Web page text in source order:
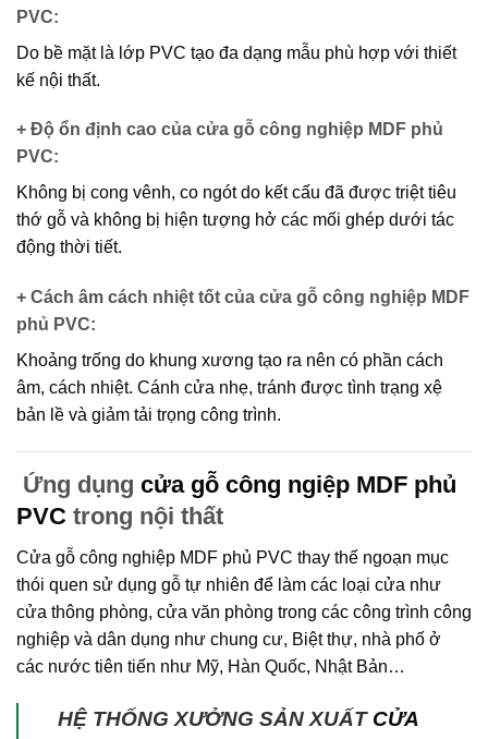
PVC:
Do bề mặt là lớp PVC tạo đa dạng mẫu phù hợp với thiết
kế nội thất.
+ Độ ổn định cao của cửa gỗ công nghiệp MDF phủ
PVC:
Không bị cong vênh, co ngót do kết cấu đã được triệt tiêu
thớ gỗ và không bị hiện tượng hở các mối ghép dưới tác
động thời tiết.
+ Cách âm cách nhiệt tốt của cửa gỗ công nghiệp MDF
phủ PVC:
Khoảng trống do khung xương tạo ra nên có phần cách
âm, cách nhiệt. Cánh cửa nhẹ, tránh được tình trạng xệ
bản lề và giảm tải trọng công trình.
Ứng dụng cửa gỗ công ngiệp MDF phủ
PVC trong nội thất
Cửa gỗ công nghiệp MDF phủ PVC thay thế ngoạn mục
thói quen sử dụng gỗ tự nhiên để làm các loại cửa như
cửa thông phòng, cửa văn phòng trong các công trình công
nghiệp và dân dụng như chung cư, Biệt thự, nhà phố ở
các nước tiên tiến như Mỹ, Hàn Quốc, Nhật Bản…
HỆ THỐNG XƯỞNG SẢN XUẤT CỬA